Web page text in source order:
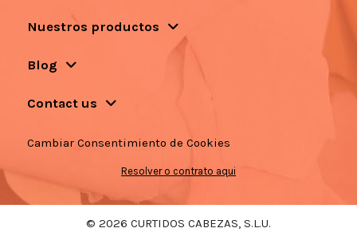
Nuestros productos
Blog
Contact us
Cambiar Consentimiento de Cookies
Resolver o contrato aqui
© 2026 CURTIDOS CABEZAS, S.L.U.